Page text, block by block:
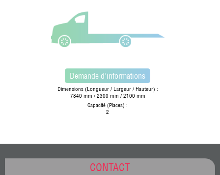
Demande d'informations
Dimensions (Longueur / Largeur / Hauteur) :
7840 mm / 2300 mm / 2100 mm
Capacité (Places) :
2
CONTACT